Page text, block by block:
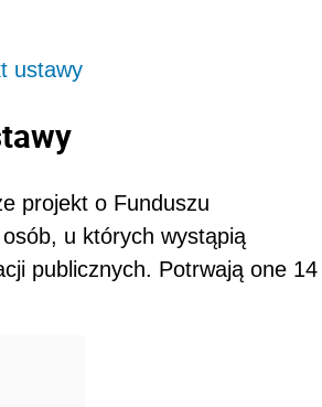
ustawy
projekt o Funduszu
u których wystąpią
publicznych. Potrwają one 14